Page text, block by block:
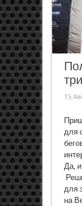
15
для
Да,
для
на